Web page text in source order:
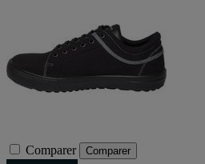
Comparer Comparer